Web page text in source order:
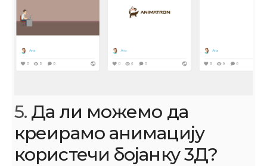
5. Да ли можемо да
креирамо анимацију
користечи бојанку 3Д?